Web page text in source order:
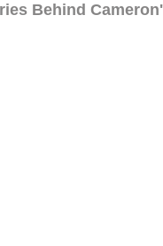
bis sich eine sämige
und mit der Marinade
und die Blätter in